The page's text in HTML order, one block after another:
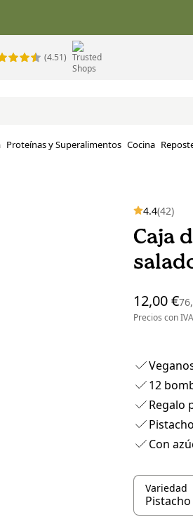
(4.51)
Proteínas y Superalimentos Cocina
4.4(42)
Caja
12,00 €
Precios con
12
Regalo
Con
Variedad